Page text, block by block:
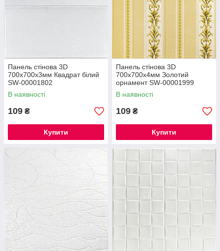
Панель стінова 3D
700х700х3мм Квадрат білий
SW-00001802
В наявності
109 ₴
Купити
Панель стінова 3D
700х700х4мм Золотий
орнамент SW-00001999
В наявності
109 ₴
Купити